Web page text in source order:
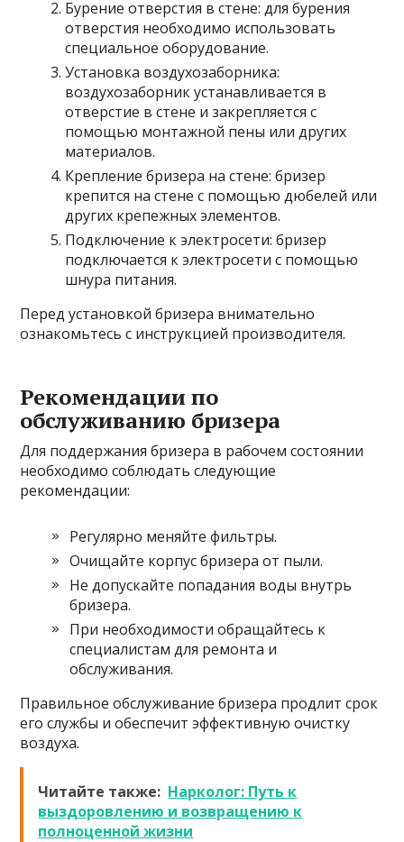
Бурение отверстия в стене: для бурения
отверстия необходимо использовать
специальное оборудование.
Установка воздухозаборника:
воздухозаборник устанавливается в
отверстие в стене и закрепляется с
помощью монтажной пены или других
материалов.
Крепление бризера на стене: бризер
крепится на стене с помощью дюбелей или
других крепежных элементов.
Подключение к электросети: бризер
подключается к электросети с помощью
шнура питания.
Перед установкой бризера внимательно
ознакомьтесь с инструкцией производителя.
Рекомендации по
обслуживанию бризера
Для поддержания бризера в рабочем состоянии
необходимо соблюдать следующие
рекомендации:
Регулярно меняйте фильтры.
Очищайте корпус бризера от пыли.
Не допускайте попадания воды внутрь
бризера.
При необходимости обращайтесь к
специалистам для ремонта и
обслуживания.
Правильное обслуживание бризера продлит срок
его службы и обеспечит эффективную очистку
воздуха.
Читайте также: Нарколог: Путь к
выздоровлению и возвращению к
полноценной жизни